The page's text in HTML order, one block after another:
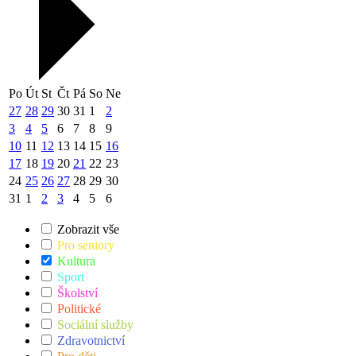
Po Út St Čt Pá So Ne
27 28 29 30 31 1
2
3
4 5 6 7 8
9
10 11 12 13 14 15 16
17 18 19 20 21 22 23
24 25 26 27 28 29 30
31 1 2 3 4 5 6
Zobrazit vše
Pro seniory
Kultura
Sport
Školství
Politické
Sociální služby
Zdravotnictví